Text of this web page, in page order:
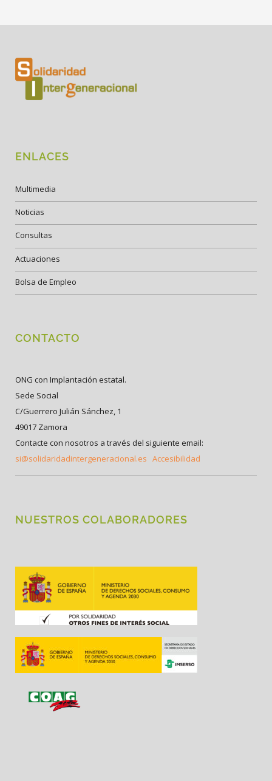
ENLACES
Multimedia
Noticias
Consultas
Actuaciones
Bolsa de Empleo
CONTACTO
ONG con Implantación estatal.
Sede Social
C/Guerrero Julián Sánchez, 1
49017 Zamora
Contacte con nosotros a través del siguiente email:
si@solidaridadintergeneracional.es Accesibilidad
NUESTROS COLABORADORES